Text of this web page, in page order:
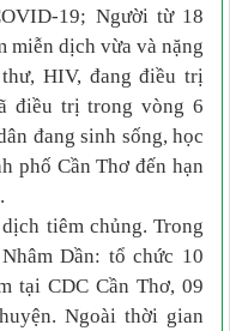
19; Người từ 18
miễn dịch vừa và nặng
HIV, đang điều trị
điều trị trong vòng 6
đang sinh sống, học
phố Cần Thơ đến hạn
tiêm chủng. Trong
Dần: tổ chức 10
tại CDC Cần Thơ, 09
Ngoài thời gian